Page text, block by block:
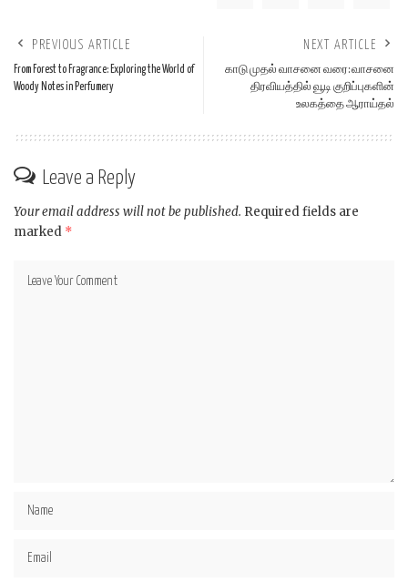
PREVIOUS ARTICLE
From Forest to Fragrance: Exploring the World of
Woody Notes in Perfumery
NEXT ARTICLE
காடு முதல் வாசனை வரை: வாசனை
திரவியத்தில் வூடி குறிப்புகளின்
உலகத்தை ஆராய்தல்
Leave a Reply
Your email address will not be published. Required fields are
marked *